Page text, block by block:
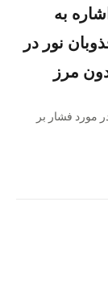
به
نور در
مرز
مورد فشار بر